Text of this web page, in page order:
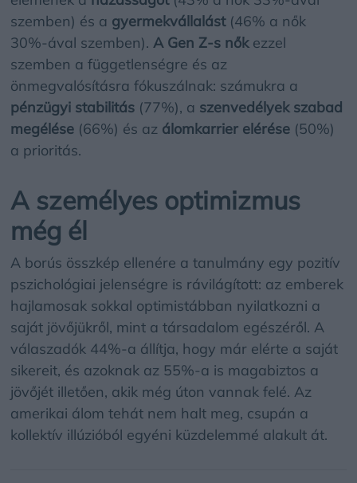
szemben) és a gyermekvállalást(46% a nők
30%-ával szemben).A Gen Z-s nőkezzel
szemben a függetlenségre és az
önmegvalósításra fókuszálnak: számukra a
pénzügyi stabilitás (77%), a szenvedélyek szabad
megélése (66%) és az álomkarrier elérése (50%)
a prioritás.
A személyes optimizmus
még él
A borús összkép ellenére a tanulmány egy pozitív
pszichológiai jelenségre is rávilágított: az emberek
hajlamosak sokkal optimistábban nyilatkozni a
saját jövőjükről, mint a társadalom egészéről. A
válaszadók 44%-a állítja, hogy már elérte a saját
sikereit, és azoknak az 55%-a is magabiztos a
jövőjét illetően, akik még úton vannak felé. Az
amerikai álom tehát nem halt meg, csupán a
kollektív illúzióból egyéni küzdelemmé alakult át.